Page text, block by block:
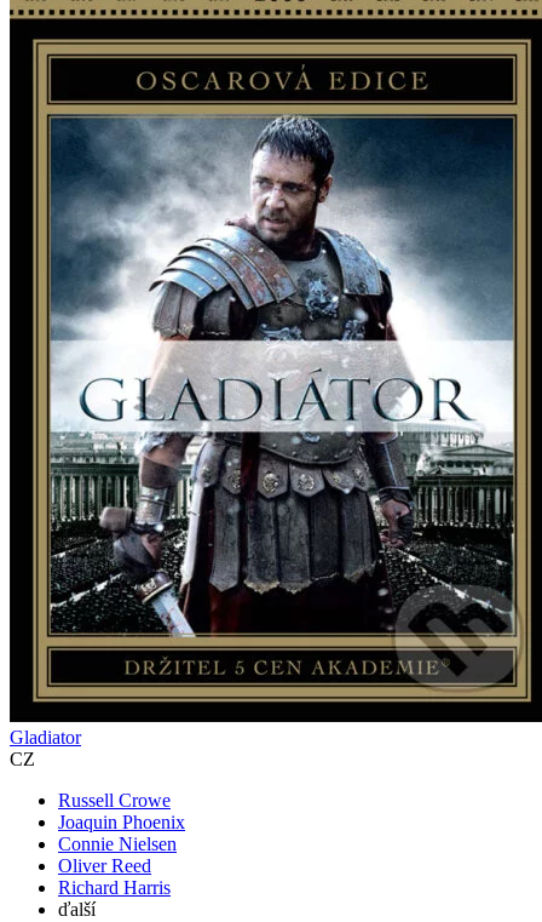
Gladiator
CZ
Russell Crowe
Joaquin Phoenix
Connie Nielsen
Oliver Reed
Richard Harris
ďalší